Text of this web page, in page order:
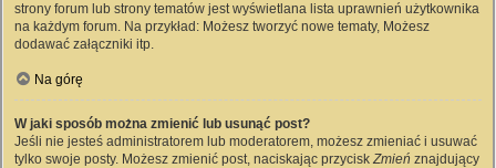
strony forum lub strony tematów jest wyświetlana lista uprawnień użytkownika
na każdym forum. Na przykład: Możesz tworzyć nowe tematy, Możesz
dodawać załączniki itp.
Na górę
W jaki sposób można zmienić lub usunąć post?
Jeśli nie jesteś administratorem lub moderatorem, możesz zmieniać i usuwać
tylko swoje posty. Możesz zmienić post, naciskając przyciskZmień znajdujący